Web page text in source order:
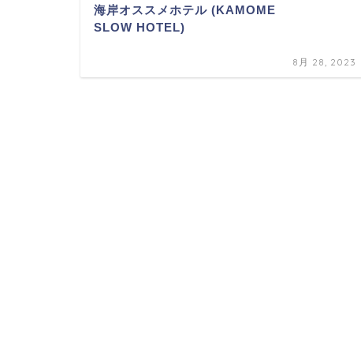
海岸オススメホテル (KAMOME
SLOW HOTEL)
8月 28, 2023